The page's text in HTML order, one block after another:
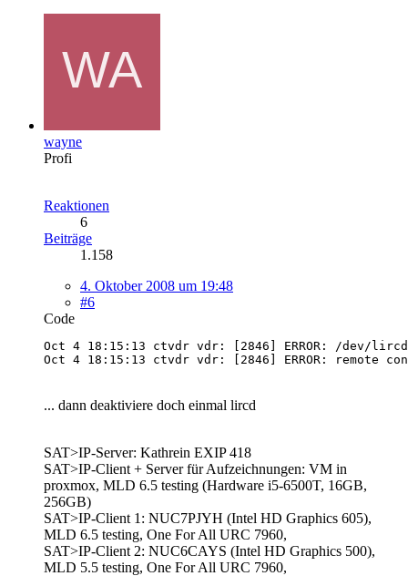
wayne
Profi
Reaktionen
6
Beiträge
1.158
4. Oktober 2008 um 19:48
#6
Code
Oct 4 18:15:13 ctvdr vdr: [2846] ERROR: remote
... dann deaktiviere doch einmal lircd
SAT>IP-Server: Kathrein EXIP 418
SAT>IP-Client + Server für Aufzeichnungen: VM in
proxmox, MLD 6.5 testing (Hardware i5-6500T, 16GB,
256GB)
SAT>IP-Client 1: NUC7PJYH (Intel HD Graphics 605),
MLD 6.5 testing, One For All URC 7960,
SAT>IP-Client 2: NUC6CAYS (Intel HD Graphics 500),
MLD 5.5 testing, One For All URC 7960,